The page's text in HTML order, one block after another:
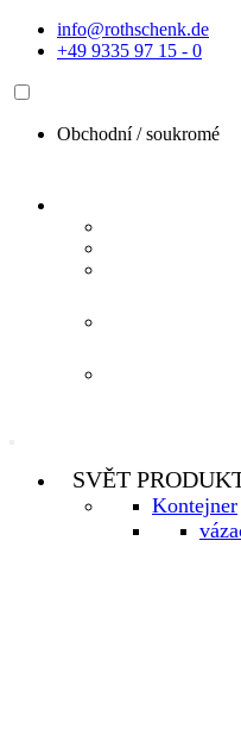
Přejít
info@rothschenk.de
+49 9335 97 15 - 0
Obchodní / soukromé
SVĚT
Kontejner